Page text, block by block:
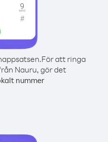
För att ringa
Nauru, gör det
nummer